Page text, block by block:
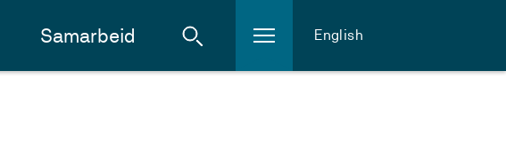
Samarbeid English